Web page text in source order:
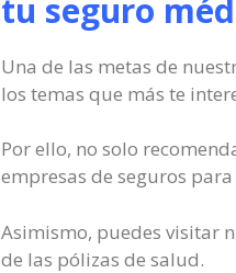
tu seguro
Una de las metas de
los temas que más te
Por ello, no solo
empresas de seguros
Asimismo, puedes visitar
de las pólizas de salud.